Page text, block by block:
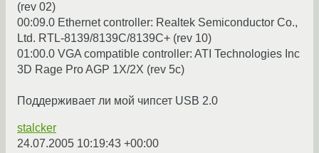
(rev 02)
00:09.0 Ethernet controller: Realtek Semiconductor Co.,
Ltd. RTL-8139/8139C/8139C+ (rev 10)
01:00.0 VGA compatible controller: ATI Technologies Inc
3D Rage Pro AGP 1X/2X (rev 5c)
Поддерживает ли мой чипсет USB 2.0
stalcker
24.07.2005 10:19:43 +00:00